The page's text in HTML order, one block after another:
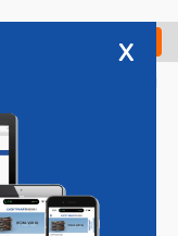
Check in
x